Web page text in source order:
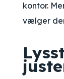
kontor.
vælger